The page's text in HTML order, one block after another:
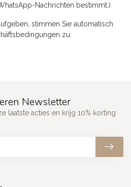
Nachrichten bestimmt.)
stimmen Sie automatisch
zu.
Newsletter
laatste acties en krijg 10% korting